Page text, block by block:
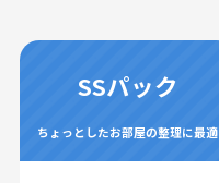
SSパック
ちょっとしたお部屋の整理に最適